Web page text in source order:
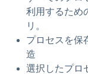
利用するため
リ 。
プロセスを保
造
選択したプロ